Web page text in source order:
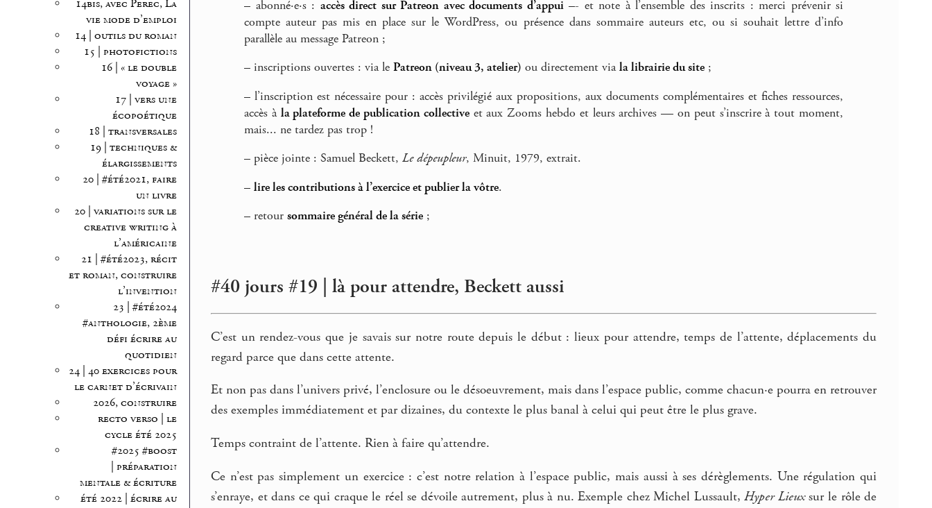
14bis, avec Perec, La
vie mode d’emploi
14 | outils du roman
15 | photofictions
16 | « le double
voyage »
17 | vers une
écopoétique
18 | transversales
19 | techniques &
élargissements
20 | #été2021, faire
un livre
20 | variations sur le
creative writing à
l’américaine
21 | #été2023, récit
et roman, construire
l’invention
23 | #été2024
#anthologie, 2ème
défi écrire au
quotidien
24 | 40 exercices pour
le carnet d’écrivain
2026, construire
recto verso | le
cycle été 2025
#2025 #boost
| préparation
mentale & écriture
été 2022 | écrire au
– abonné·e·s : accès direct sur Patreon avec documents d’appui–- et note à l’ensemble des inscrits : merci prévenir si
compte auteur pas mis en place sur le WordPress, ou présence dans sommaire auteurs etc, ou si souhait lettre d’info
parallèle au message Patreon ;
– inscriptions ouvertes : via le Patreon (niveau 3, atelier) ou directement viala librairie du site ;
– l’inscription est nécessaire pour : accès privilégié aux propositions, aux documents complémentaires et fiches ressources,
accès à la plateforme de publication collectiveet aux Zooms hebdo et leurs archives — on peut s’inscrire à tout moment,
mais... ne tardez pas trop !
– pièce jointe : Samuel Beckett, Le dépeupleur, Minuit, 1979, extrait.
– lire les contributions à l’exercice et publier la vôtre.
– retour sommaire général de la série ;
#40 jours #19 | là pour attendre, Beckett aussi
C’est un rendez-vous que je savais sur notre route depuis le début : lieux pour attendre, temps de l’attente, déplacements du
regard parce que dans cette attente.
Et non pas dans l’univers privé, l’enclosure ou le désoeuvrement, mais dans l’espace public, comme chacun·e pourra en retrouver
des exemples immédiatement et par dizaines, du contexte le plus banal à celui qui peut être le plus grave.
Temps contraint de l’attente. Rien à faire qu’attendre.
Ce n’est pas simplement un exercice : c’est notre relation à l’espace public, mais aussi à ses dérèglements. Une régulation qui
s’enraye, et dans ce qui craque le réel se dévoile autrement, plus à nu. Exemple chez Michel Lussault,Hyper Lieuxsur le rôle de